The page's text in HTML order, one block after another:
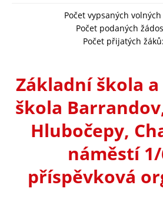
Počet vypsaných
Počet podaných
Počet přijatých žáků:
Základní škola
škola
Hlubočepy,
náměstí
příspěvková